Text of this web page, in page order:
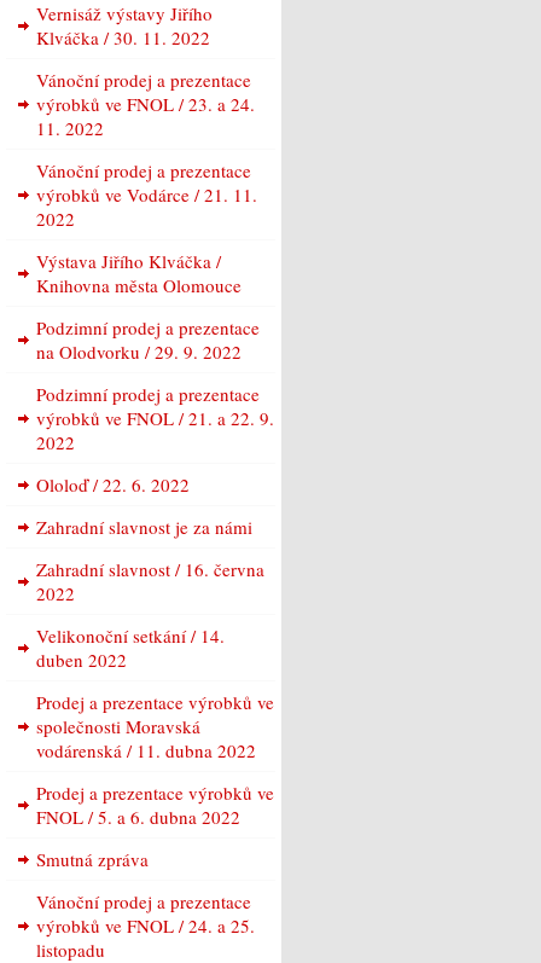
Vernisáž výstavy Jiřího
Klváčka / 30. 11. 2022
Vánoční prodej a prezentace
výrobků ve FNOL / 23. a 24.
11. 2022
Vánoční prodej a prezentace
výrobků ve Vodárce / 21. 11.
2022
Výstava Jiřího Klváčka /
Knihovna města Olomouce
Podzimní prodej a prezentace
na Olodvorku / 29. 9. 2022
Podzimní prodej a prezentace
výrobků ve FNOL / 21. a 22. 9.
2022
Ololoď / 22. 6. 2022
Zahradní slavnost je za námi
Zahradní slavnost / 16. června
2022
Velikonoční setkání / 14.
duben 2022
Prodej a prezentace výrobků ve
společnosti Moravská
vodárenská / 11. dubna 2022
Prodej a prezentace výrobků ve
FNOL / 5. a 6. dubna 2022
Smutná zpráva
Vánoční prodej a prezentace
výrobků ve FNOL / 24. a 25.
listopadu